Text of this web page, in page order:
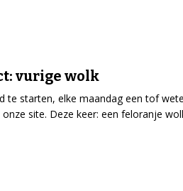
vurige wolk
te starten, elke maandag een tof
site. Deze keer: een feloranje